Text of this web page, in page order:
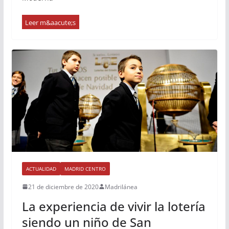
ACTUALIDAD MADRID CENTRO
21 de diciembre de 2020 Madrilánea
La experiencia de vivir la lotería
siendo un niño de San